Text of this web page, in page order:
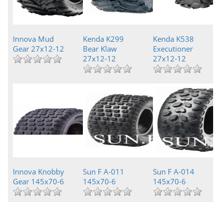
Innova Mud
Gear 27x12-12
Kenda K299
Bear Klaw
27x12-12
Kenda K538
Executioner
27x12-12
Innova Knobby
Gear 145x70-6
Sun F A-011
145x70-6
Sun F A-014
145x70-6